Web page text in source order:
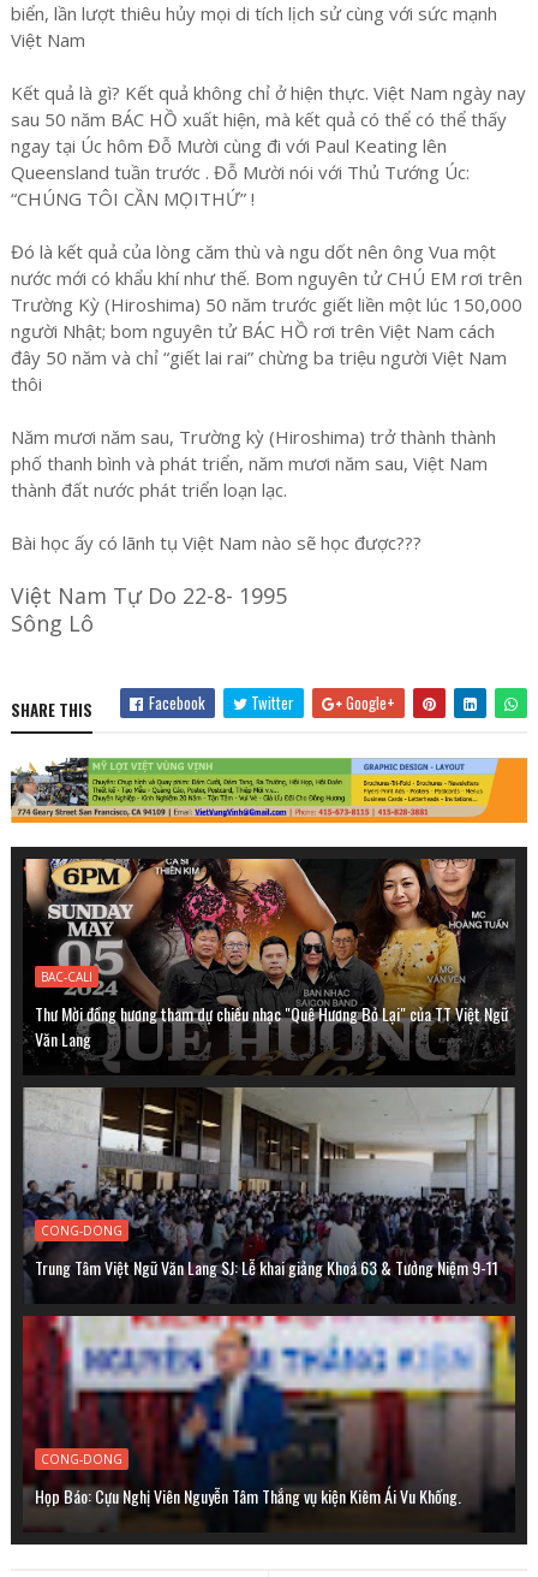
biển, lần lượt thiêu hủy mọi di tích lịch sử cùng với sức mạnh
Việt Nam
Kết quả là gì? Kết quả không chỉ ở hiện thực. Việt Nam ngày nay
sau 50 năm BÁC HỒ xuất hiện, mà kết quả có thể có thể thấy
ngay tại Úc hôm Đỗ Mười cùng đi với Paul Keating lên
Queensland tuần trước . Đỗ Mười nói với Thủ Tướng Úc:
“CHÚNG TÔI CẦN MỌITHỨ” !
Đó là kết quả của lòng căm thù và ngu dốt nên ông Vua một
nước mới có khẩu khí như thế. Bom nguyên tử CHÚ EM rơi trên
Trường Kỳ (Hiroshima) 50 năm trước giết liền một lúc 150,000
người Nhật; bom nguyên tử BÁC HỒ rơi trên Việt Nam cách
đây 50 năm và chỉ “giết lai rai” chừng ba triệu người Việt Nam
thôi
Năm mươi năm sau, Trường kỳ (Hiroshima) trở thành thành
phố thanh bình và phát triển, năm mươi năm sau, Việt Nam
thành đất nước phát triển loạn lạc.
Bài học ấy có lãnh tụ Việt Nam nào sẽ học được???
Việt Nam Tự Do 22-8- 1995
Sông Lô
SHARE THIS Facebook Twitter Google+
BAC-CALI
Thư Mời đồng hương tham dự chiều nhạc "Quê Hương Bỏ Lại" của TT Việt Ngữ
Văn Lang
CONG-DONG
Trung Tâm Việt Ngữ Văn Lang SJ: Lễ khai giảng Khoá 63 & Tưởng Niệm 9-11
CONG-DONG
Họp Báo: Cựu Nghị Viên Nguyễn Tâm Thắng vụ kiện Kiêm Ái Vu Khống.